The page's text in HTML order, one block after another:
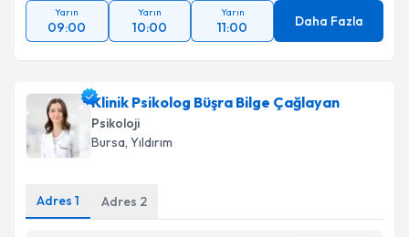
Yarın
09:00
Yarın
10:00
Yarın
11:00 Daha Fazla
Klinik Psikolog Büşra Bilge Çağlayan
Psikoloji
Bursa, Yıldırım
Adres 1 Adres 2